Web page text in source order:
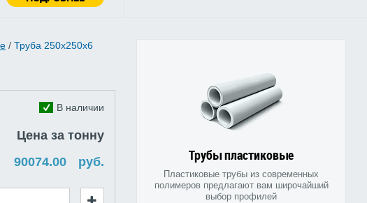
Трубы пластиковые
Пластиковые трубы из современных
полимеров предлагают вам широчайший
выбор профилей
/ Труба 250х250х6
В наличии
Цена за тонну
руб.